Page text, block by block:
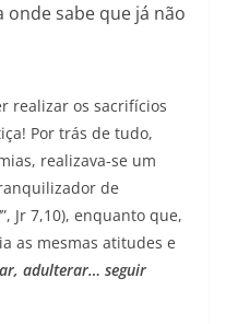
onde sabe que já não
realizar os sacrifícios
Por trás de tudo,
realizava-se um
de
”, Jr 7,10), enquanto que,
as mesmas atitudes e
adulterar… seguir